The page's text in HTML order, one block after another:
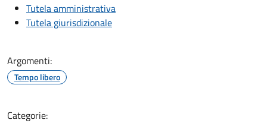
Tutela amministrativa
Tutela giurisdizionale
Argomenti:
Tempo libero
Categorie: